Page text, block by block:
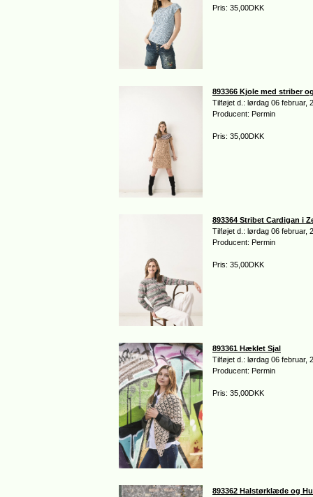
Pris: 35,00DKK
893366 Kjole med striber
Tilføjet d.: lørdag 06 februar,
Producent: Permin
Pris: 35,00DKK
893364 Stribet Cardigan i
Tilføjet d.: lørdag 06 februar,
Producent: Permin
Pris: 35,00DKK
893361 Hæklet Sjal
Tilføjet d.: lørdag 06 februar,
Producent: Permin
Pris: 35,00DKK
893362 Halstørklæde og